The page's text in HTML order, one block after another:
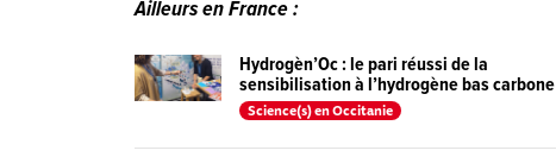
Ailleurs en France :
Hydrogèn’Oc : le pari réussi de la
sensibilisation à l’hydrogène bas carbone
Science(s) en Occitanie